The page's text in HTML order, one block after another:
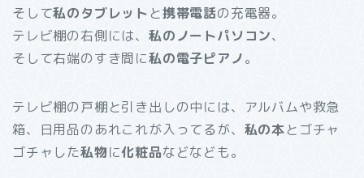
そして私のタブレットと携帯電話の充電器。
テレビ棚の右側には、 私のノートパソコン、
そして右端のすき間に私の電子ピアノ。
テレビ棚の戸棚と引き出しの中には、アルバムや救急
箱、日用品のあれこれが入ってるが、 私の本とゴチャ
ゴチャした私物に化粧品などなども。